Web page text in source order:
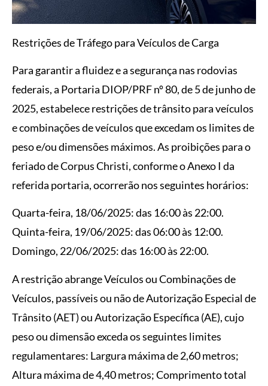
Restrições de Tráfego para Veículos de Carga
Para garantir a fluidez e a segurança nas rodovias
federais, a Portaria DIOP/PRF nº 80, de 5 de junho de
2025, estabelece restrições de trânsito para veículos
e combinações de veículos que excedam os limites de
peso e/ou dimensões máximos. As proibições para o
feriado de Corpus Christi, conforme o Anexo I da
referida portaria, ocorrerão nos seguintes horários:
Quarta-feira, 18/06/2025: das 16:00 às 22:00.
Quinta-feira, 19/06/2025: das 06:00 às 12:00.
Domingo, 22/06/2025: das 16:00 às 22:00.
A restrição abrange Veículos ou Combinações de
Veículos, passíveis ou não de Autorização Especial de
Trânsito (AET) ou Autorização Específica (AE), cujo
peso ou dimensão exceda os seguintes limites
regulamentares: Largura máxima de 2,60 metros;
Altura máxima de 4,40 metros; Comprimento total